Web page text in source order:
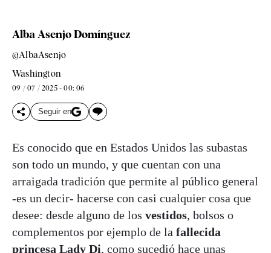
Alba Asenjo Domínguez
@AlbaAsenjo
Washington
09 / 07 / 2025 - 00: 06
Seguir en
Es conocido que en Estados Unidos las subastas
son todo un mundo, y que cuentan con una
arraigada tradición que permite al público general
-es un decir- hacerse con casi cualquier cosa que
desee: desde alguno de los vestidos, bolsos o
complementos por ejemplo de la fallecida
princesa Lady Di, como sucedió hace unas